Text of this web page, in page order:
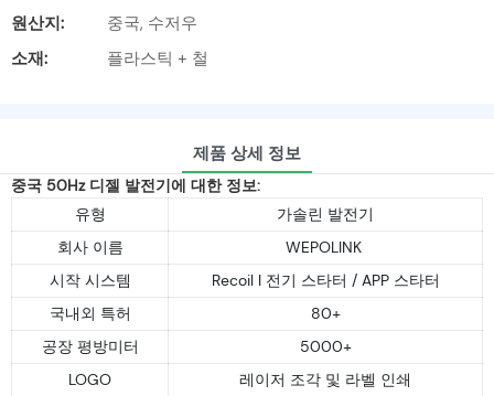
원산지:
중국, 수저우
소재:
플라스틱 + 철
제품 상세 정보
중국 50Hz 디젤 발전기에 대한 정보:
유형
가솔린 발전기
회사 이름
WEPOLINK
시작 시스템
Recoil I 전기 스타터 / APP 스타터
국내외 특허
80+
공장 평방미터
5000+
LOGO
레이저 조각 및 라벨 인쇄